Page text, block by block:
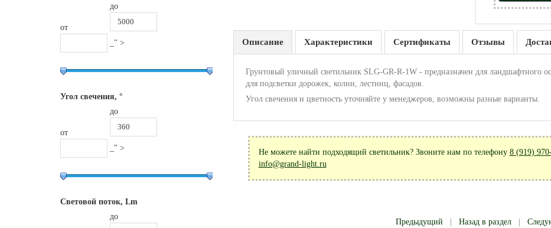
от
до
_" >
Угол свечения, °
от
до
_" >
Световой поток, Lm
до
Описание Характеристики Сертификаты Отзывы
Грунтовый уличный светильник SLG-GR-R-1W - предназначен для ландшафтного
для подсветки дорожек, колнн, лестниц, фасадов.
Угол свечения и цветность уточняйте у менеджеров, возможны разные варианты.
Не можете найти подходящий светильник? Звоните нам по телефону 8 (919)
info@grand-light.ru
Предыдущий |Назад в раздел |